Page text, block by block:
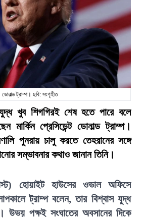
ডোনাল্ড ট্রাম্প। ছবি: সংগৃহীত
যুদ্ধ খুব শিগগিরই শেষ হতে পারে বলে
মার্কিন প্রেসিডেন্ট ডোনাল্ড ট্রাম্প।
পুনরায় চালু করতে তেহরানের সঙ্গে
সম্ভাবনার কথাও জানান তিনি।
হোয়াইট হাউসের ওভাল অফিসে
ট্রাম্প বলেন, তার বিশ্বাস যুদ্ধ
উভয় পক্ষই সংঘাতের অবসানের দিকে